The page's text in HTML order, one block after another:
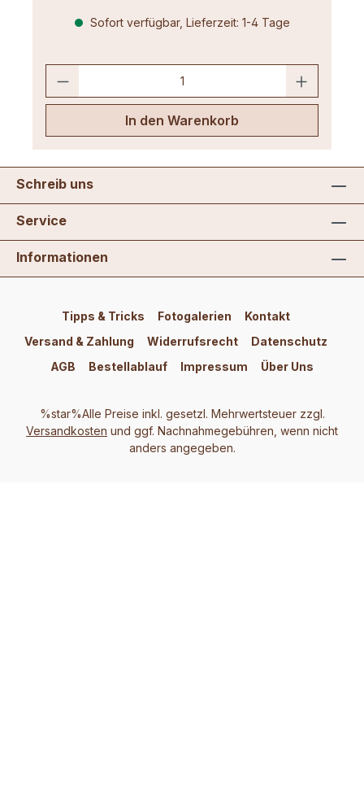
Sofort verfügbar, Lieferzeit: 1-4 Tage
In den Warenkorb
Schreib uns
Service
Informationen
Tipps & Tricks Fotogalerien
Kontakt
Versand & Zahlung
Widerrufsrecht
Datenschutz
AGB
Bestellablauf Impressum Über Uns
%star%Alle Preise inkl. gesetzl. Mehrwertsteuer zzgl.
Versandkosten und ggf. Nachnahmegebühren, wenn nicht
anders angegeben.